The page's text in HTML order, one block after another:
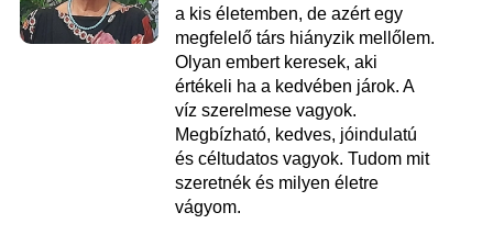
a kis életemben, de azért egy
megfelelő társ hiányzik mellőlem.
Olyan embert keresek, aki
értékeli ha a kedvében járok. A
víz szerelmese vagyok.
Megbízható, kedves, jóindulatú
és céltudatos vagyok. Tudom mit
szeretnék és milyen életre
vágyom.